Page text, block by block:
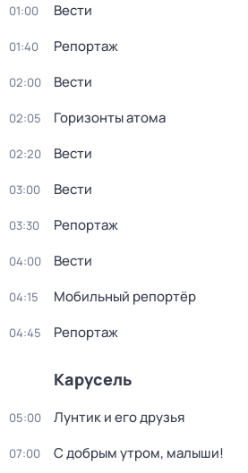
01:00 Вести
01:40 Репортаж
02:00 Вести
02:05 Горизонты атома
02:20 Вести
03:00 Вести
03:30 Репортаж
04:00 Вести
04:15 Мобильный репортёр
04:45 Репортаж
Карусель
05:00 Лунтик и его друзья
07:00 С добрым утром, малыши!